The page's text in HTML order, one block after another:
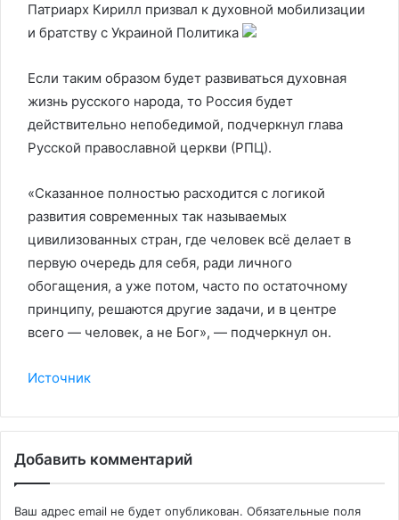
Патриарх Кирилл призвал к духовной мобилизации
и братству с Украиной Политика
Если таким образом будет развиваться духовная
жизнь русского народа, то Россия будет
действительно непобедимой, подчеркнул глава
Русской православной церкви (РПЦ).
«Сказанное полностью расходится с логикой
развития современных так называемых
цивилизованных стран, где человек всё делает в
первую очередь для себя, ради личного
обогащения, а уже потом, часто по остаточному
принципу, решаются другие задачи, и в центре
всего — человек, а не Бог», — подчеркнул он.
Источник
Добавить комментарий
Ваш адрес email не будет опубликован. Обязательные поля